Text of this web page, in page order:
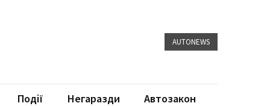
AUTONEWS
Події Негаразди Автозакон